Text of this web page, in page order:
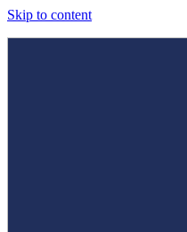
Skip to content